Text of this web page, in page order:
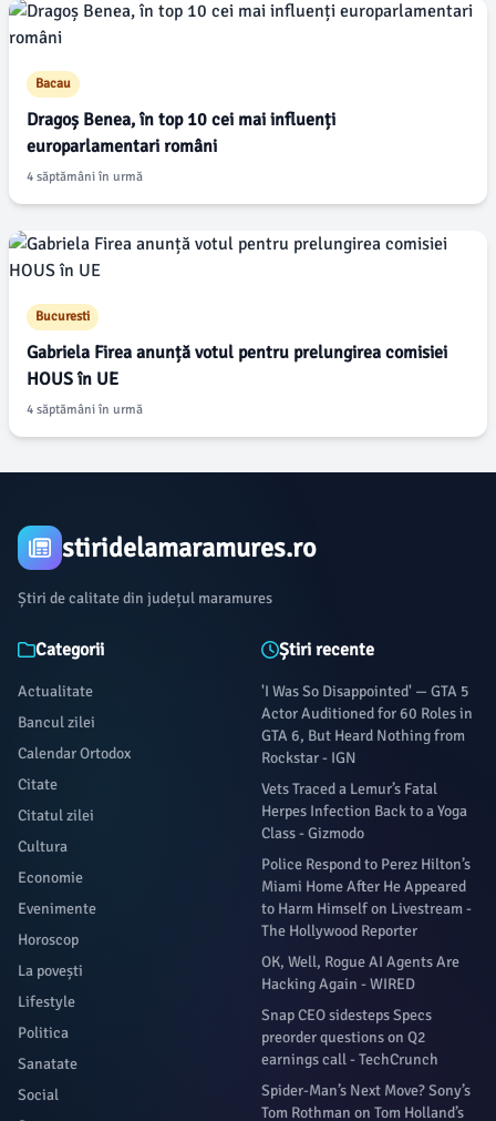
Bacau
Dragoș Benea, în top 10 cei mai influenți
europarlamentari români
4 săptămâni în urmă
Bucuresti
Gabriela Firea anunță votul pentru prelungirea comisiei
HOUS în UE
4 săptămâni în urmă
stiridelamaramures.ro
Știri de calitate din județul maramures
Categorii
Actualitate
Bancul zilei
Calendar Ortodox
Citate
Citatul zilei
Cultura
Economie
Evenimente
Horoscop
La povești
Lifestyle
Politica
Sanatate
Social
Știri recente
'I Was So Disappointed' — GTA 5
Actor Auditioned for 60 Roles in
GTA 6, But Heard Nothing from
Rockstar - IGN
Vets Traced a Lemur’s Fatal
Herpes Infection Back to a Yoga
Class - Gizmodo
Police Respond to Perez Hilton’s
Miami Home After He Appeared
to Harm Himself on Livestream -
The Hollywood Reporter
OK, Well, Rogue AI Agents Are
Hacking Again - WIRED
Snap CEO sidesteps Specs
preorder questions on Q2
earnings call - TechCrunch
Spider-Man’s Next Move? Sony’s
Tom Rothman on Tom Holland’s